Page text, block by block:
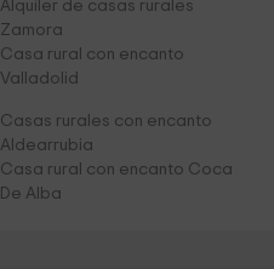
Alquiler de casas rurales
Zamora
Casa rural con encanto
Valladolid
Casas rurales con encanto
Aldearrubia
Casa rural con encanto Coca
De Alba